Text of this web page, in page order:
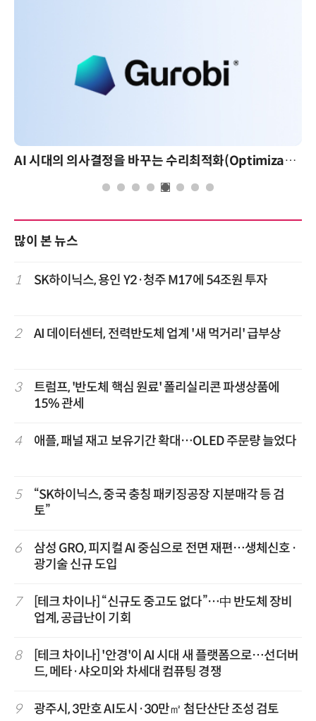
AI 시대의 의사결정을 바꾸는 수리최적화(Optimization): 실제 산업 적용 사례와 활용 전략
많이 본 뉴스
1 SK하이닉스, 용인 Y2·청주 M17에 54조원 투자
2 AI 데이터센터, 전력반도체 업계 '새 먹거리' 급부상
3
트럼프, '반도체 핵심 원료' 폴리실리콘 파생상품에
15% 관세
4 애플, 패널 재고 보유기간 확대…OLED 주문량 늘었다
5
“SK하이닉스, 중국 충칭 패키징공장 지분매각 등 검
토”
6
삼성 GRO, 피지컬 AI 중심으로 전면 재편…생체신호·
광기술 신규 도입
7
[테크 차이나] “신규도 중고도 없다”…中 반도체 장비
업계, 공급난이 기회
8
[테크 차이나] '안경'이 AI 시대 새 플랫폼으로…선더버
드, 메타·샤오미와 차세대 컴퓨팅 경쟁
9 광주시, 3만호 AI도시·30만㎡ 첨단산단 조성 검토